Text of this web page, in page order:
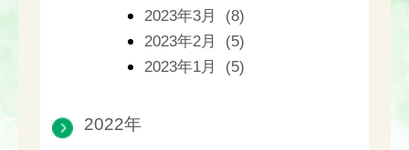
2023年3月 (8)
2023年2月 (5)
2023年1月 (5)
2022年